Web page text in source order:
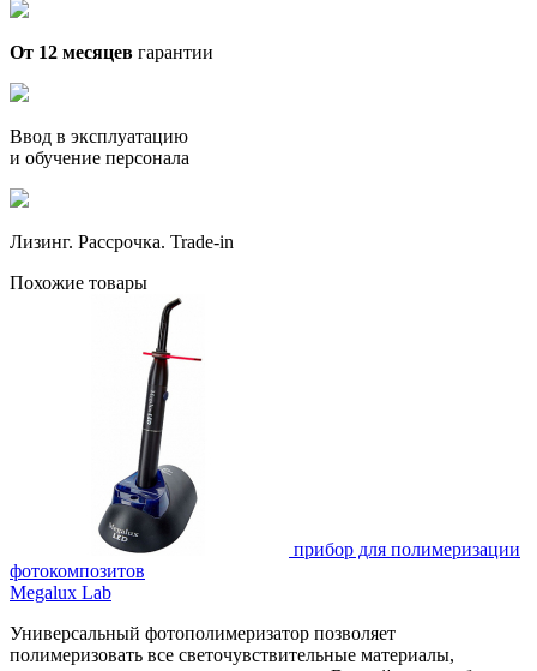
От 12 месяцев гарантии
Ввод в эксплуатацию
и обучение персонала
Лизинг. Рассрочка. Trade-in
Похожие товары
прибор для полимеризации
фотокомпозитов
Megalux Lab
Универсальный фотополимеризатор позволяет
полимеризовать все светочувствительные материалы,